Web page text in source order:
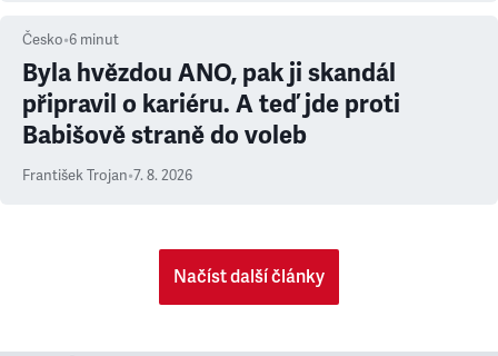
Česko•6 minut
Byla hvězdou ANO, pak ji skandál
připravil o kariéru. A teď jde proti
Babišově straně do voleb
František Trojan•7. 8. 2026
Načíst další články